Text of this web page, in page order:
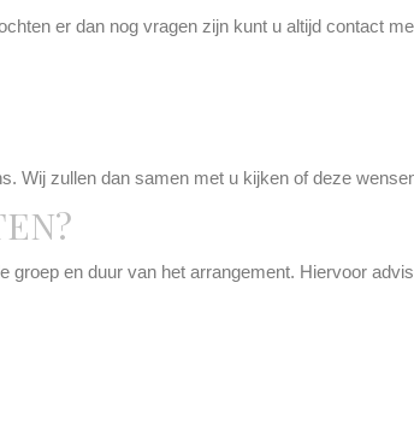
er dan nog vragen zijn kunt u altijd contact
Wij zullen dan samen met u kijken of deze
en duur van het arrangement. Hiervoor